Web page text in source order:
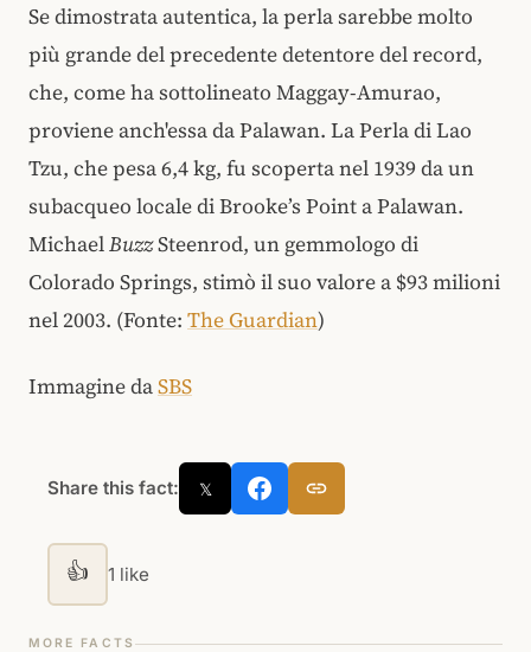
Se dimostrata autentica, la perla sarebbe molto
più grande del precedente detentore del record,
che, come ha sottolineato Maggay-Amurao,
proviene anch'essa da Palawan. La Perla di Lao
Tzu, che pesa 6,4 kg, fu scoperta nel 1939 da un
subacqueo locale di Brooke’s Point a Palawan.
MichaelBuzzSteenrod, un gemmologo di
Colorado Springs, stimò il suo valore a $93 milioni
nel 2003. (Fonte: The Guardian)
Immagine daSBS
Share this fact: 𝕏
👍 1 like
MORE FACTS